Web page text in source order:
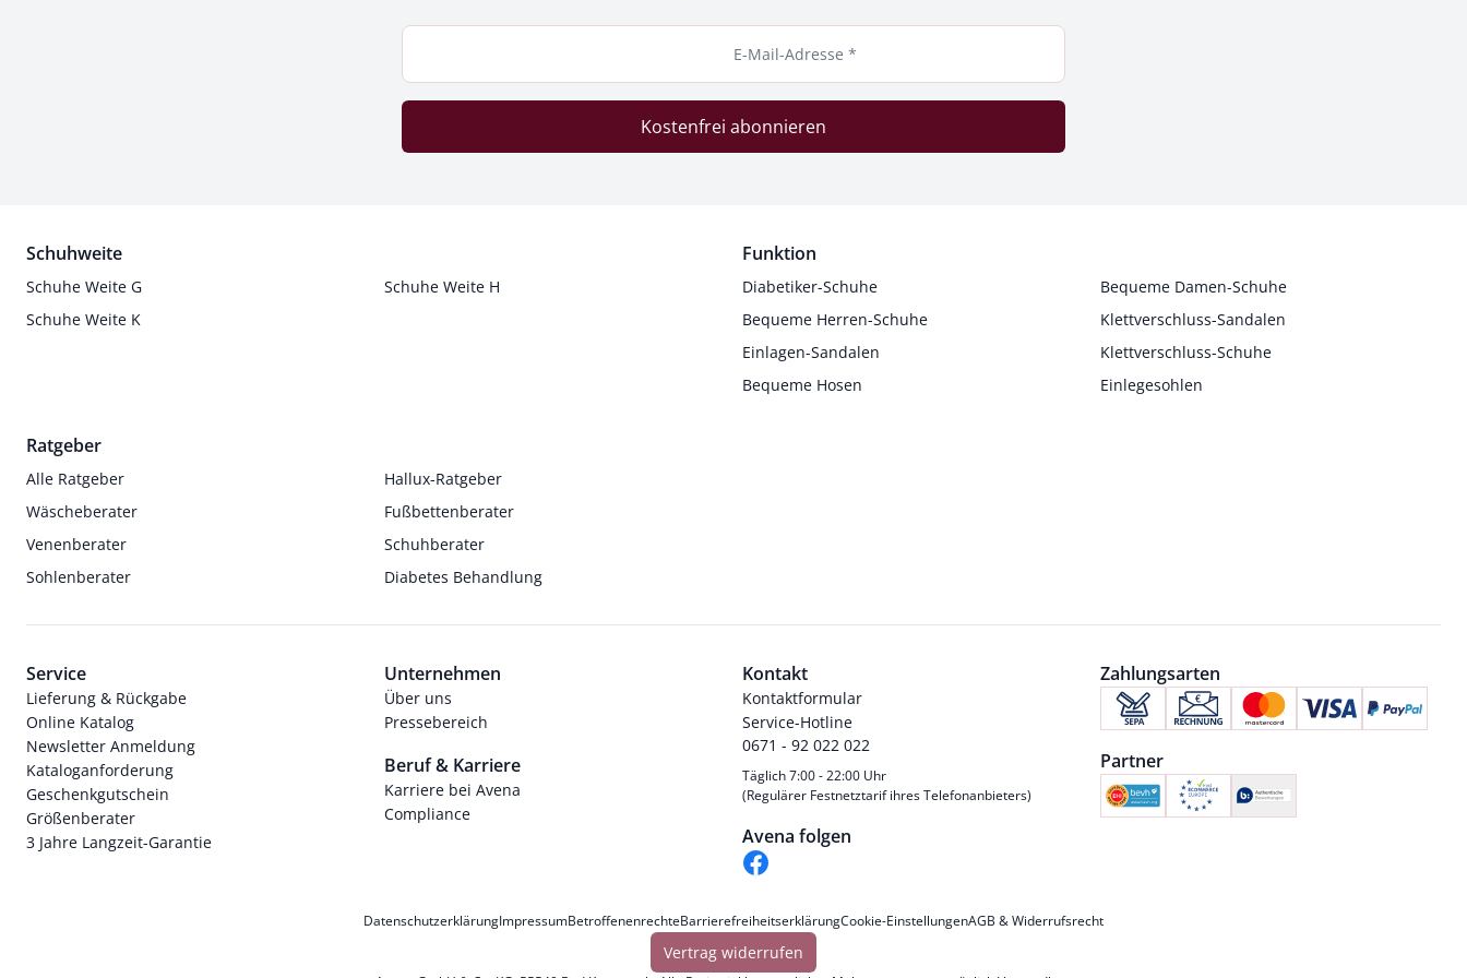
E-Mail-Adresse *
Kostenfrei abonnieren
Schuhweite
Schuhe Weite G
Schuhe Weite H
Schuhe Weite K
Funktion
Diabetiker-Schuhe
Bequeme Damen-Schuhe
Bequeme Herren-Schuhe
Klettverschluss-Sandalen
Einlagen-Sandalen
Klettverschluss-Schuhe
Bequeme Hosen
Einlegesohlen
Ratgeber
Alle Ratgeber
Hallux-Ratgeber
Wäscheberater
Fußbettenberater
Venenberater
Schuhberater
Sohlenberater
Diabetes Behandlung
Service
Lieferung & Rückgabe
Online Katalog
Newsletter Anmeldung
Kataloganforderung
Geschenkgutschein
Größenberater
3 Jahre Langzeit-Garantie
Unternehmen
Über uns
Pressebereich
Beruf & Karriere
Karriere bei Avena
Compliance
Kontakt
Kontaktformular
Service-Hotline
0671 - 92 022 022
Täglich 7:00 - 22:00 Uhr
(Regulärer Festnetztarif ihres Telefonanbieters)
Avena folgen
Zahlungsarten
Partner
DatenschutzerklärungImpressumBetroffenenrechteBarrierefreiheitserklärungCookie-EinstellungenAGB & Widerrufsrecht
Vertrag widerrufen